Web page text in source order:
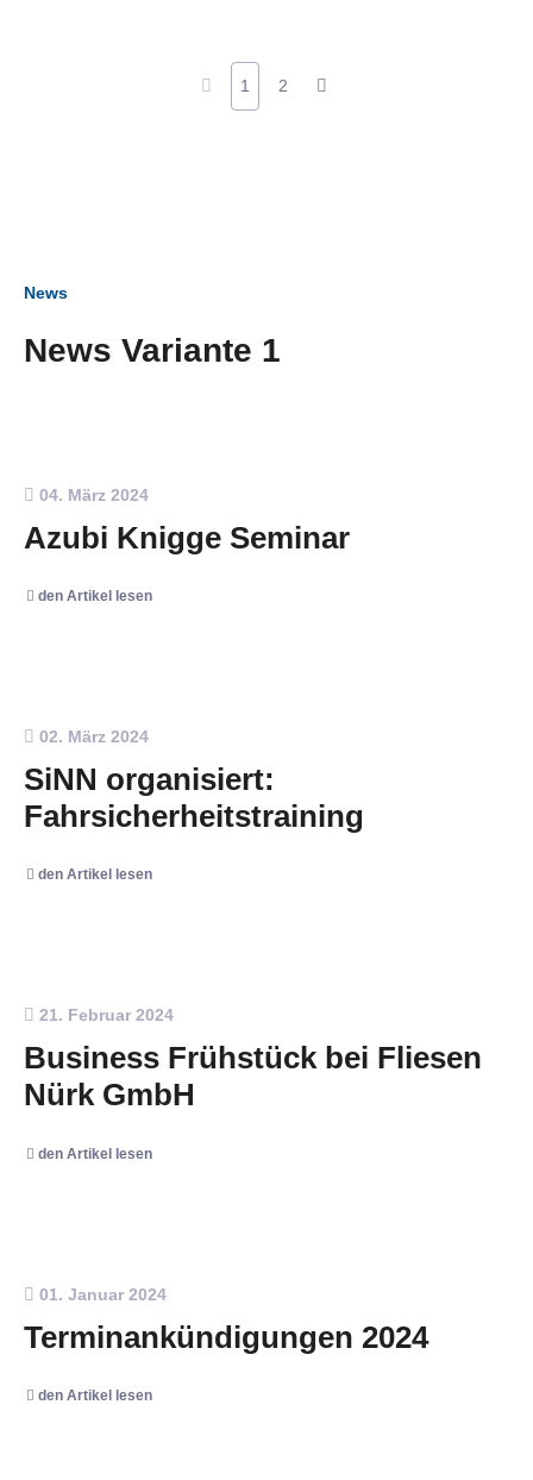
1 2
News
News Variante 1
04. März 2024
Azubi Knigge Seminar
den Artikel lesen
02. März 2024
SiNN organisiert:
Fahrsicherheitstraining
den Artikel lesen
21. Februar 2024
Business Frühstück bei Fliesen
Nürk GmbH
den Artikel lesen
01. Januar 2024
Terminankündigungen 2024
den Artikel lesen